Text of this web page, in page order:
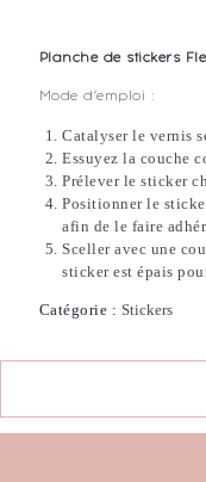
Planche de stickers
Mode d’emploi :
Catalyser le vernis
Essuyez la couche
Prélever le sticker
Positionner le
afin de le faire
Sceller avec une
sticker est épais
Catégorie : Stickers
Stickers